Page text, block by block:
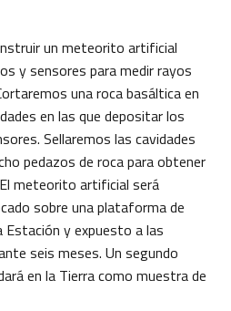
un meteorito artificial
y sensores para medir rayos
una roca basáltica en
en las que depositar los
Sellaremos las cavidades
pedazos de roca para obtener
meteorito artificial será
sobre una plataforma de
Estación y expuesto a las
seis meses. Un segundo
en la Tierra como muestra de